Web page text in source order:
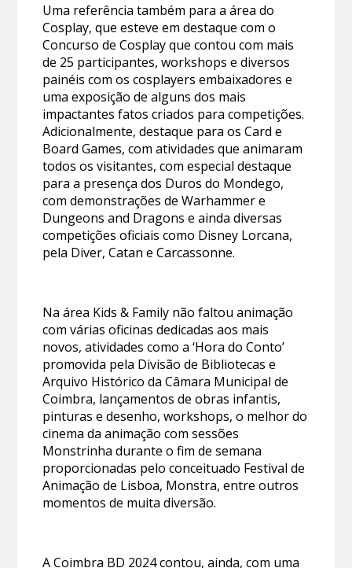
Uma referência também para a área do
Cosplay, que esteve em destaque com o
Concurso de Cosplay que contou com mais
de 25 participantes, workshops e diversos
painéis com os cosplayers embaixadores e
uma exposição de alguns dos mais
impactantes fatos criados para competições.
Adicionalmente, destaque para os Card e
Board Games, com atividades que animaram
todos os visitantes, com especial destaque
para a presença dos Duros do Mondego,
com demonstrações de Warhammer e
Dungeons and Dragons e ainda diversas
competições oficiais como Disney Lorcana,
pela Diver, Catan e Carcassonne.
Na área Kids & Family não faltou animação
com várias oficinas dedicadas aos mais
novos, atividades como a ‘Hora do Conto’
promovida pela Divisão de Bibliotecas e
Arquivo Histórico da Câmara Municipal de
Coimbra, lançamentos de obras infantis,
pinturas e desenho, workshops, o melhor do
cinema da animação com sessões
Monstrinha durante o fim de semana
proporcionadas pelo conceituado Festival de
Animação de Lisboa, Monstra, entre outros
momentos de muita diversão.
A Coimbra BD 2024 contou, ainda, com uma